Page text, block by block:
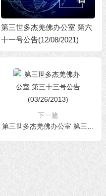
第三世多杰羌佛办公室 第六
十一号公告(12/08/2021)
下一篇
第三世多杰羌佛办公室 第三十三号公告(03/26/2013)